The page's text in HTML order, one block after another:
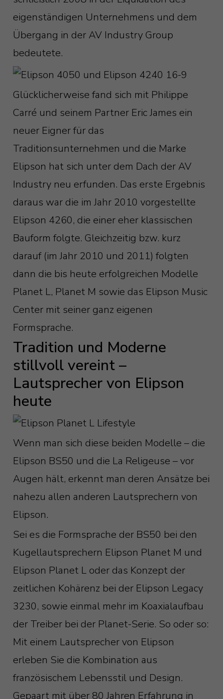
eigenständigen Unternehmens und dem
Übergang in der AV Industry Group
bedeutete.
Glücklicherweise fand sich mit Philippe
Carré und seinem Partner Eric James ein
neuer Eigner für das
Traditionsunternehmen und die Marke
Elipson hat sich unter dem Dach der AV
Industry neu erfunden. Das erste Ergebnis
daraus war die im Jahr 2010 vorgestellte
Elipson 4260, die einer eher klassischen
Bauform folgte. Gleichzeitig bzw. kurz
darauf (im Jahr 2010 und 2011) folgten
dann die bis heute erfolgreichen Modelle
Planet L, Planet M sowie das Elipson Music
Center mit seiner ganz eigenen
Formsprache.
Tradition und Moderne
stillvoll vereint –
Lautsprecher von Elipson
heute
Wenn man sich diese beiden Modelle – die
Elipson BS50 und die La Religeuse – vor
Augen hält, erkennt man deren Ansätze bei
nahezu allen anderen Lautsprechern von
Elipson.
Sei es die Formsprache der BS50 bei den
Kugellautsprechern Elipson Planet M und
Elipson Planet L oder das Konzept der
zeitlichen Kohärenz bei der Elipson Legacy
3230, sowie einmal mehr im Koaxialaufbau
der Treiber bei der Planet-Serie. So oder so:
Mit einem Lautsprecher von Elipson
erleben Sie die Kombination aus
französischem Lebensstil und Design.
Gepaart mit über 80 Jahren Erfahrung in